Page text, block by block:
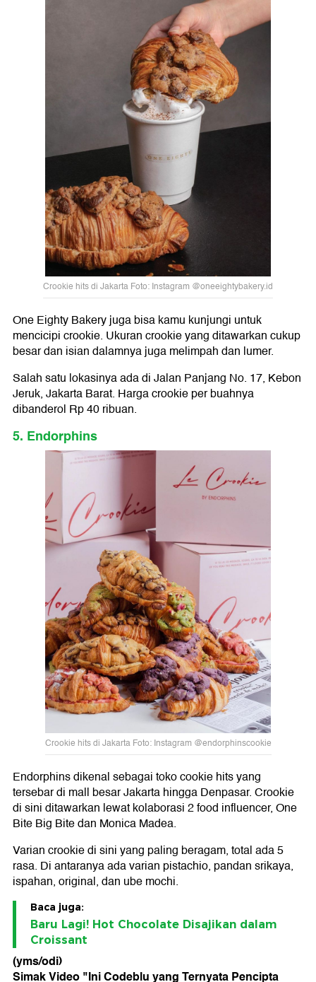
Crookie hits di Jakarta Foto: Instagram @oneeightybakery.id
One Eighty Bakery juga bisa kamu kunjungi untuk
mencicipi crookie. Ukuran crookie yang ditawarkan cukup
besar dan isian dalamnya juga melimpah dan lumer.
Salah satu lokasinya ada di Jalan Panjang No. 17, Kebon
Jeruk, Jakarta Barat. Harga crookie per buahnya
dibanderol Rp 40 ribuan.
5. Endorphins
Crookie hits di Jakarta Foto: Instagram @endorphinscookie
Endorphins dikenal sebagai toko cookie hits yang
tersebar di mall besar Jakarta hingga Denpasar. Crookie
di sini ditawarkan lewat kolaborasi 2 food influencer, One
Bite Big Bite dan Monica Madea.
Varian crookie di sini yang paling beragam, total ada 5
rasa. Di antaranya ada varian pistachio, pandan srikaya,
ispahan, original, dan ube mochi.
Baca juga:
Baru Lagi! Hot Chocolate Disajikan dalam
Croissant
(yms/odi)
Simak Video "Ini Codeblu yang Ternyata Pencipta